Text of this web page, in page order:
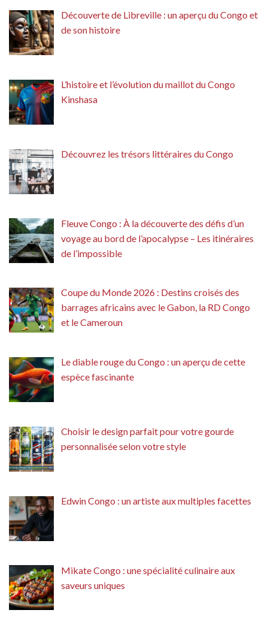
Découverte de Libreville : un aperçu du Congo et
de son histoire
L’histoire et l’évolution du maillot du Congo
Kinshasa
Découvrez les trésors littéraires du Congo
Fleuve Congo : À la découverte des défis d’un
voyage au bord de l’apocalypse – Les itinéraires
de l’impossible
Coupe du Monde 2026 : Destins croisés des
barrages africains avec le Gabon, la RD Congo
et le Cameroun
Le diable rouge du Congo : un aperçu de cette
espèce fascinante
Choisir le design parfait pour votre gourde
personnalisée selon votre style
Edwin Congo : un artiste aux multiples facettes
Mikate Congo : une spécialité culinaire aux
saveurs uniques